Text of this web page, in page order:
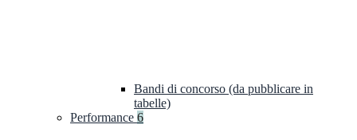
Bandi di concorso (da pubblicare in
tabelle)
Performance 6